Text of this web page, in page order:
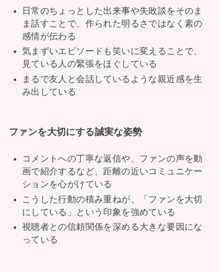
日常のちょっとした出来事や失敗談をそのま
ま話すことで、作られた明るさではなく素の
感情が伝わる
気まずいエピソードも笑いに変えることで、
見ている人の緊張をほぐしている
まるで友人と会話しているような親近感を生
み出している
ファンを大切にする誠実な姿勢
コメントへの丁寧な返信や、ファンの声を動
画で紹介するなど、距離の近いコミュニケー
ションを心がけている
こうした行動の積み重ねが、「ファンを大切
にしている」という印象を強めている
視聴者との信頼関係を深める大きな要因にな
っている